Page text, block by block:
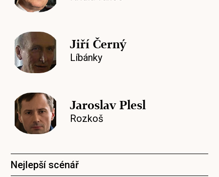
Jiří Černý
Líbánky
Jaroslav Plesl
Rozkoš
Nejlepší scénář